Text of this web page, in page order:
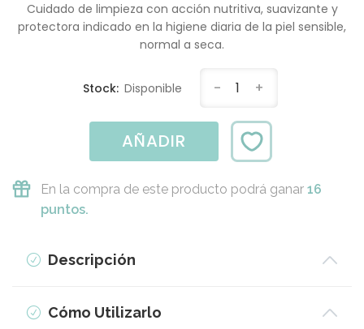
Cuidado de limpieza con acción nutritiva, suavizante y
protectora indicado en la higiene diaria de la piel sensible,
normal a seca.
Stock: Disponible - 1 +
AÑADIR
En la compra de este producto podrá ganar 16
puntos.
Descripción
Cómo Utilizarlo